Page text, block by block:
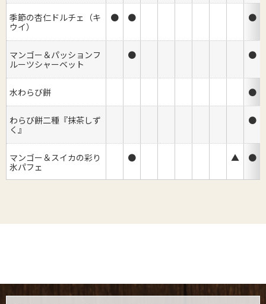
季節の杏仁ドルチェ（キ
ウイ）
● ● ●
マンゴー＆パッションフ
ルーツシャーベット
● ●
水わらび餅 ●
わらび餅二種『抹茶しず
く』
●
マンゴー＆スイカの彩り
氷パフェ
● ▲ ●
あったか焼き餅ぜんざい